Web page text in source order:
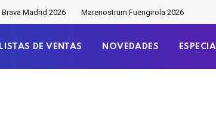
Brava Madrid 2026 Marenostrum Fuengirola 2026
LISTAS DE VENTAS NOVEDADES